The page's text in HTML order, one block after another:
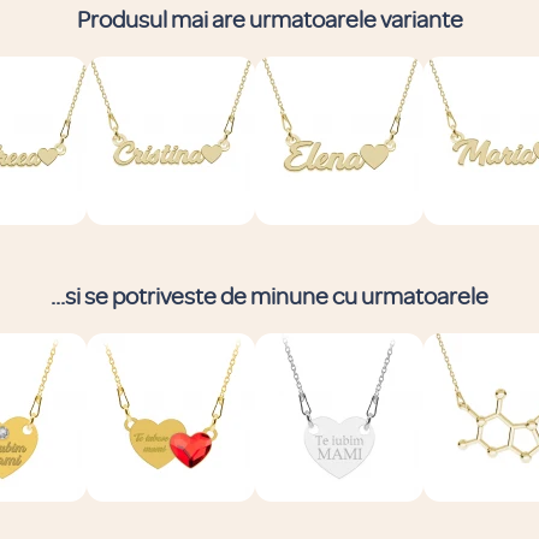
Produsul mai are urmatoarele variante
...si se potriveste de minune cu urmatoarele